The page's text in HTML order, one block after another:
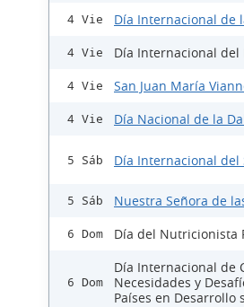
4 Vie Día Internacional de
4 Vie Día Internacional
4 Vie San Juan María
4 Vie Día Nacional de la
5 Sáb Día Internacional del
5 Sáb Nuestra Señora de
6 Dom Día del Nutricionista
6 Dom
Día Internacional de
Necesidades y
Países en Desarrollo